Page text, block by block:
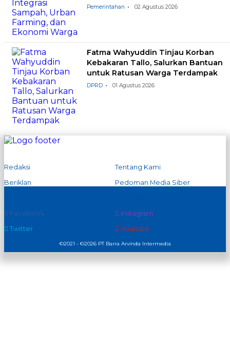
Pemerintahan 02 Agustus 2026
Fatma Wahyuddin Tinjau Korban
Kebakaran Tallo, Salurkan Bantuan
untuk Ratusan Warga Terdampak
DPRD 01 Agustus 2026
Redaksi
Tentang Kami
Beriklan
Pedoman Media Siber
Facebook
Instagram
Twitter
Youtube
©2021 - ©2026 PT Barra Arvinda Intermedia